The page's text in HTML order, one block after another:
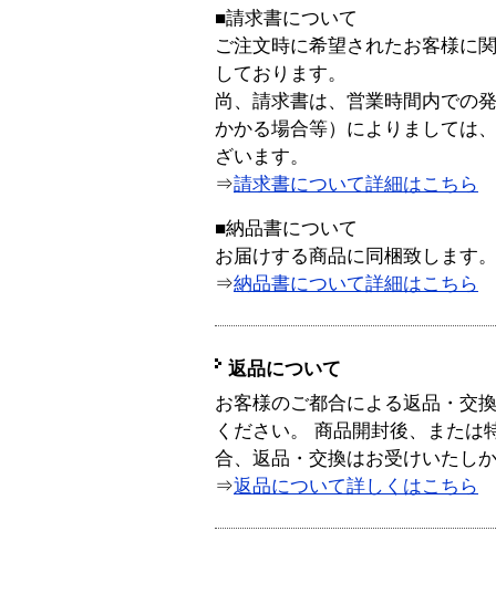
■請求書について
ご注文時に希望されたお客様に
しております。
尚、請求書は、営業時間内での
かかる場合等）によりましては
ざいます。
⇒請求書について詳細はこちら
■納品書について
お届けする商品に同梱致します。
⇒納品書について詳細はこちら
返品について
お客様のご都合による返品・交
ください。 商品開封後、または
合、返品・交換はお受けいたし
⇒返品について詳しくはこちら